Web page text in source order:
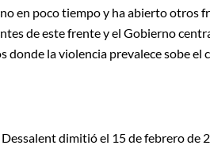
en poco tiempo y ha abierto otros
de este frente y el Gobierno
donde la violencia prevalece sobe el
dimitió el 15 de febrero de